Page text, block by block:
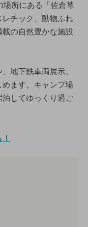
場所にある「佐倉草
チック、動物ふれ
の自然豊かな施設
地下鉄車両展示、
ます。キャンプ場
してゆっくり過ご